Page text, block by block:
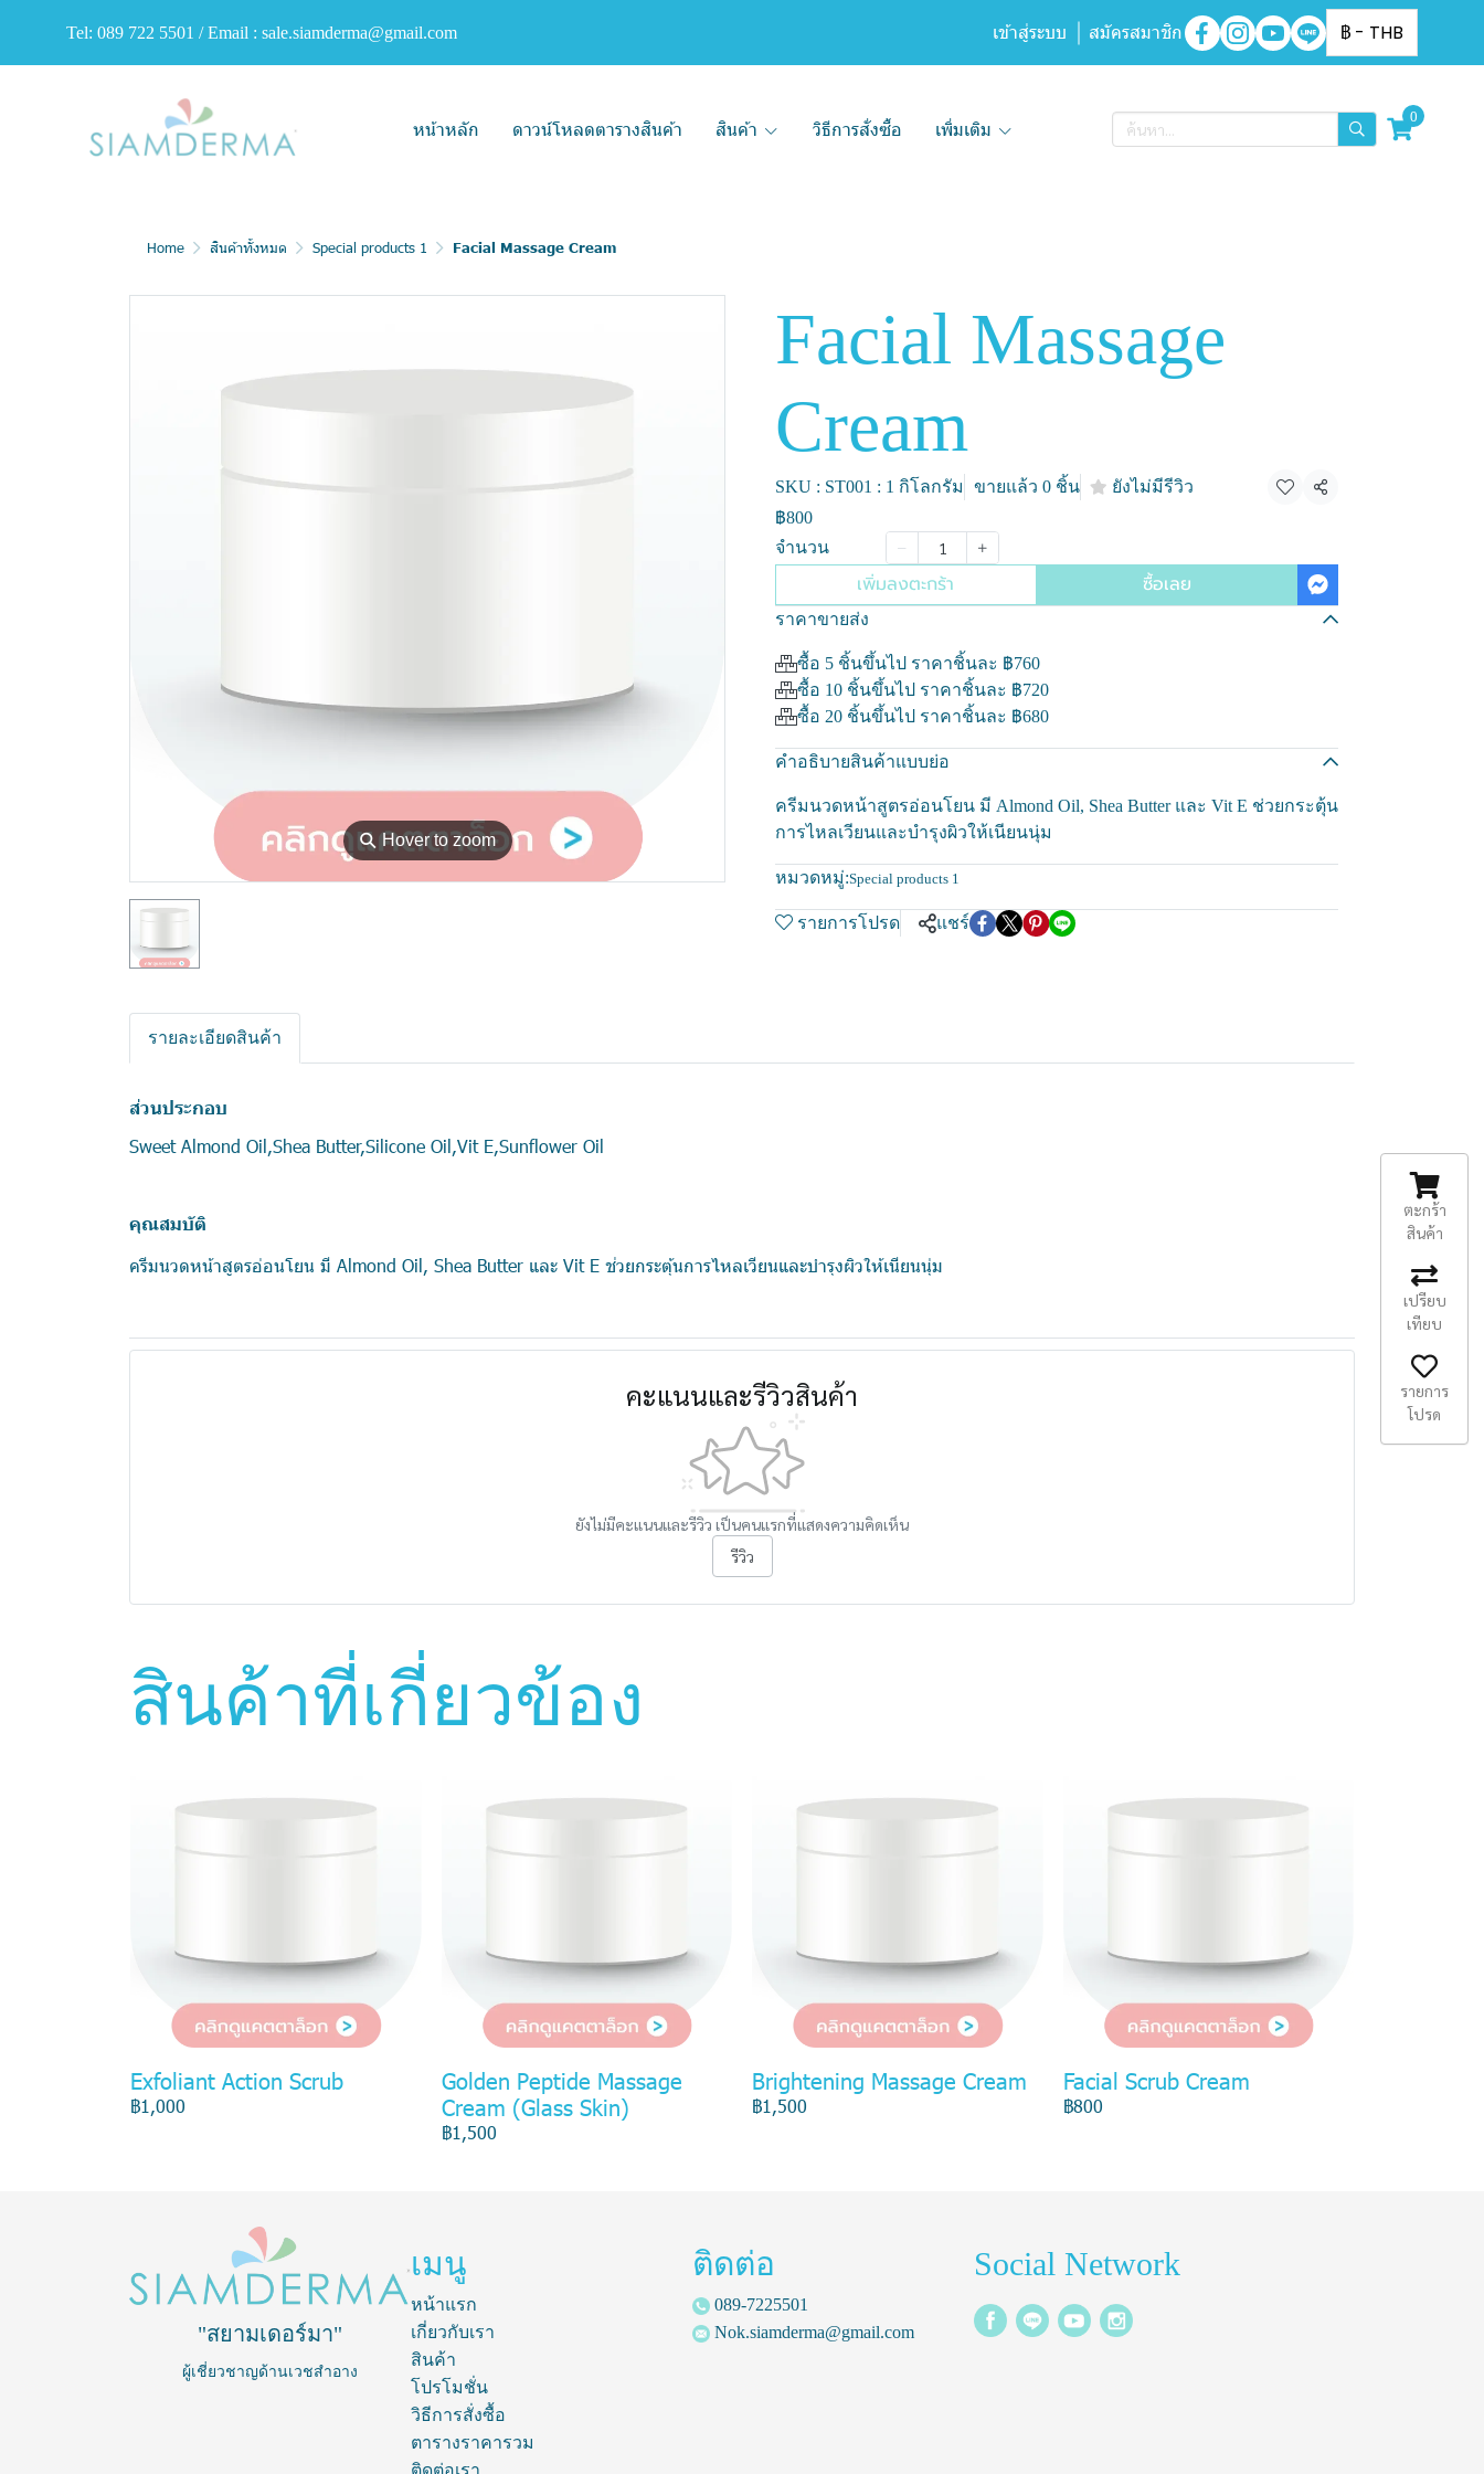
Tel: 089 722 5501 / Email : sale.siamderma@gmail.com เข้าสู่ระบบ สมัครสมาชิก ฿ - THB
หน้าหลัก ดาวน์โหลดตารางสินค้า สินค้า วิธีการสั่งซื้อ เพิ่มเติม
0
Home สินค้าทั้งหมด Special products 1 Facial Massage Cream
⚲Hover to zoom
Facial Massage
Cream
SKU : ST001 : 1 กิโลกรัม ขายแล้ว 0 ชิ้น ยังไม่มีรีวิว แชร์
฿800
จำนวน
เพิ่มลงตะกร้า ซื้อเลย
ราคาขายส่ง
ซื้อ 5 ชิ้นขึ้นไป ราคาชิ้นละ ฿760
ซื้อ 10 ชิ้นขึ้นไป ราคาชิ้นละ ฿720
ซื้อ 20 ชิ้นขึ้นไป ราคาชิ้นละ ฿680
คำอธิบายสินค้าแบบย่อ
ครีมนวดหน้าสูตรอ่อนโยน มี Almond Oil, Shea Butter และ Vit E ช่วยกระตุ้น
การไหลเวียนและบำรุงผิวให้เนียนนุ่ม
หมวดหมู่:Special products 1
รายการโปรด แชร์
รายละเอียดสินค้า
ส่วนประกอบ
Sweet Almond Oil,Shea Butter,Silicone Oil,Vit E,Sunflower Oil
คุณสมบัติ
ครีมนวดหน้าสูตรอ่อนโยน มี Almond Oil, Shea Butter และ Vit E ช่วยกระตุ้นการไหลเวียนและบำรุงผิวให้เนียนนุ่ม
คะแนนและรีวิวสินค้า
ยังไม่มีคะแนนและรีวิว เป็นคนแรกที่แสดงความคิดเห็น
รีวิว
สินค้าที่เกี่ยวข้อง
Exfoliant Action Scrub
฿1,000
Golden Peptide Massage
Cream (Glass Skin)
฿1,500
Brightening Massage Cream
฿1,500
Facial Scrub Cream
฿800
"สยามเดอร์มา"
ผู้เชี่ยวชาญด้านเวชสำอาง
เมนู
หน้าแรก
เกี่ยวกับเรา
สินค้า
โปรโมชั่น
วิธีการสั่งซื้อ
ตารางราคารวม
ติดต่อเรา
ติดต่อ
089-7225501
Nok.siamderma@gmail.com
Social Network
ตะกร้า
สินค้า
เปรียบ
เทียบ
รายการ
โปรด